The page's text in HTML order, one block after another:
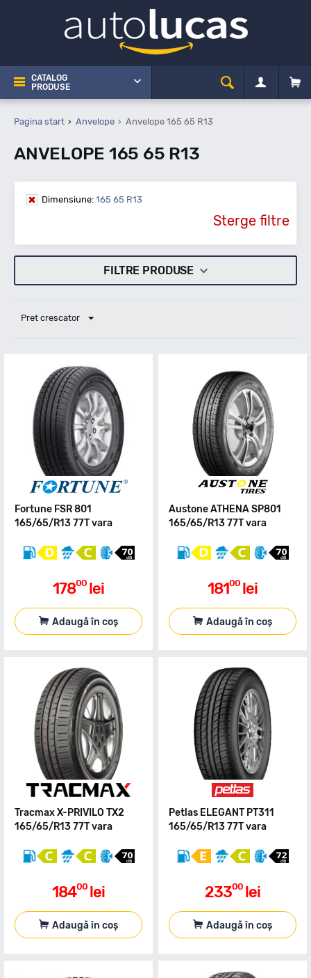
CATALOG
PRODUSE
Pagina start Anvelope Anvelope 165 65 R13
ANVELOPE 165 65 R13
Dimensiune: 165 65 R13
Sterge filtre
FILTRE PRODUSE
Pret crescator
Fortune FSR 801
165/65/R13 77T vara
17800 lei
Adaugă în coș
Austone ATHENA SP801
165/65/R13 77T vara
18100 lei
Adaugă în coș
Tracmax X-PRIVILO TX2
165/65/R13 77T vara
18400 lei
Adaugă în coș
Petlas ELEGANT PT311
165/65/R13 77T vara
23300 lei
Adaugă în coș